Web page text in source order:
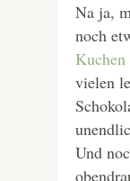
Na ja,
noch
Kuchen
vielen
Und